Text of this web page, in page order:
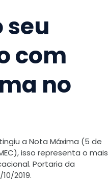
seu
com
no
a Nota Máxima (5 de
isso representa o mais
Portaria da
2019.